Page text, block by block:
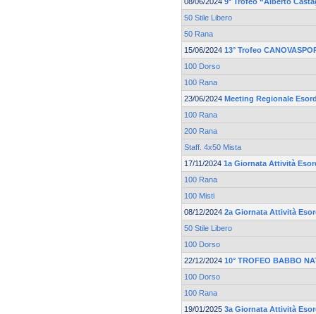
50 Stile Libero
50 Rana
15/06/2024 13° Trofeo
100 Dorso
100 Rana
23/06/2024 Meeting Regionale
100 Rana
200 Rana
Staff. 4x50 Mista
17/11/2024 1a Giornata Attività
100 Rana
100 Misti
08/12/2024 2a Giornata Attività
50 Stile Libero
100 Dorso
22/12/2024 10° TROFEO BABBO
100 Dorso
100 Rana
19/01/2025 3a Giornata Attività